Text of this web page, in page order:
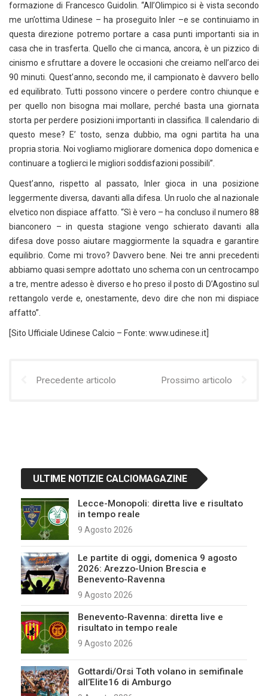
formazione di Francesco Guidolin. “All’Olimpico si è vista secondo
me un’ottima Udinese – ha proseguito Inler –e se continuiamo in
questa direzione potremo portare a casa punti importanti sia in
casa che in trasferta. Quello che ci manca, ancora, è un pizzico di
cinismo e sfruttare a dovere le occasioni che creiamo nell’arco dei
90 minuti. Quest’anno, secondo me, il campionato è davvero bello
ed equilibrato. Tutti possono vincere o perdere contro chiunque e
per quello non bisogna mai mollare, perché basta una giornata
storta per perdere posizioni importanti in classifica. Il calendario di
questo mese? E’ tosto, senza dubbio, ma ogni partita ha una
propria storia. Noi vogliamo migliorare domenica dopo domenica e
continuare a toglierci le migliori soddisfazioni possibili”.
Quest’anno, rispetto al passato, Inler gioca in una posizione
leggermente diversa, davanti alla difesa. Un ruolo che al nazionale
elvetico non dispiace affatto. “Sì è vero – ha concluso il numero 88
bianconero – in questa stagione vengo schierato davanti alla
difesa dove posso aiutare maggiormente la squadra e garantire
equilibrio. Come mi trovo? Davvero bene. Nei tre anni precedenti
abbiamo quasi sempre adottato uno schema con un centrocampo
a tre, mentre adesso è diverso e ho preso il posto di D’Agostino sul
rettangolo verde e, onestamente, devo dire che non mi dispiace
affatto”.
[Sito Ufficiale Udinese Calcio – Fonte: www.udinese.it]
Precedente articolo Prossimo articolo
ULTIME NOTIZIE CALCIOMAGAZINE
Lecce-Monopoli: diretta live e risultato
in tempo reale
9 Agosto 2026
Le partite di oggi, domenica 9 agosto
2026: Arezzo-Union Brescia e
Benevento-Ravenna
9 Agosto 2026
Benevento-Ravenna: diretta live e
risultato in tempo reale
9 Agosto 2026
Gottardi/Orsi Toth volano in semifinale
all’Elite16 di Amburgo